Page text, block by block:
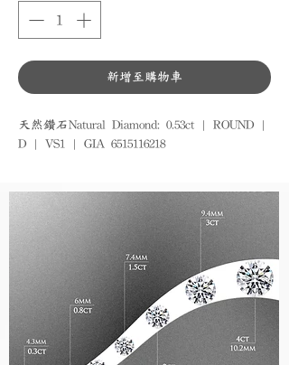
新增至購物車
天然鑽石Natural Diamond: 0.53ct | ROUND |
D | VS1 | GIA 6515116218